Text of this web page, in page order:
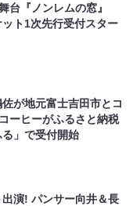
台『ノンレムの窓』
ト1次先行受付スター
が地元富士吉田市とコ
ーヒーがふるさと納税
」で受付開始
演! パンサー向井＆長